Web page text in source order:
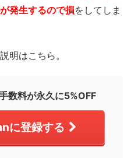
発生するので損をしてしま
明はこちら。
数料が永久に5%OFF
に登録する